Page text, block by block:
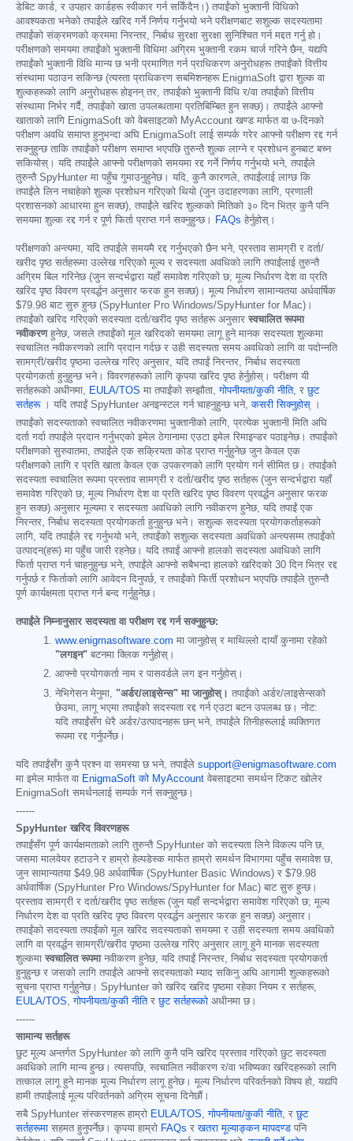
डेबिट कार्ड, र उपहार कार्डहरू स्वीकार गर्न सकिँदैन।) तपाईंको भुक्तानी विधिको
आवश्यकता भनेको तपाईंले खरिद गर्ने निर्णय गर्नुभयो भने परीक्षणबाट सशुल्क सदस्यतामा
तपाईंको संक्रमणको क्रममा निरन्तर, निर्बाध सुरक्षा सुरक्षा सुनिश्चित गर्न मद्दत गर्नु हो।
परीक्षणको समयमा तपाईंको भुक्तानी विधिमा अग्रिम भुक्तानी रकम चार्ज गरिने छैन, यद्यपि
तपाईंको भुक्तानी विधि मान्य छ भनी प्रमाणित गर्न प्राधिकरण अनुरोधहरू तपाईंको वित्तीय
संस्थामा पठाउन सकिन्छ (त्यस्ता प्राधिकरण सबमिशनहरू EnigmaSoft द्वारा शुल्क वा
शुल्कहरूको लागि अनुरोधहरू होइनन् तर, तपाईंको भुक्तानी विधि र/वा तपाईंको वित्तीय
संस्थामा निर्भर गर्दै, तपाईंको खाता उपलब्धतामा प्रतिबिम्बित हुन सक्छ)। तपाईंले आफ्नो
खाताको लागि EnigmaSoft को वेबसाइटको MyAccount खण्ड मार्फत वा ७-दिनको
परीक्षण अवधि समाप्त हुनुभन्दा अघि EnigmaSoft लाई सम्पर्क गरेर आफ्नो परीक्षण रद्द गर्न
सक्नुहुन्छ ताकि तपाईंको परीक्षण समाप्त भएपछि तुरुन्तै शुल्क लाग्ने र प्रशोधन हुनबाट बच्न
सकियोस्। यदि तपाईंले आफ्नो परीक्षणको समयमा रद्द गर्ने निर्णय गर्नुभयो भने, तपाईंले
तुरुन्तै SpyHunter मा पहुँच गुमाउनुहुनेछ। यदि, कुनै कारणले, तपाईंलाई लाग्छ कि
तपाईंले लिन नचाहेको शुल्क प्रशोधन गरिएको थियो (जुन उदाहरणका लागि, प्रणाली
प्रशासनको आधारमा हुन सक्छ), तपाईंले खरिद शुल्कको मितिको ३० दिन भित्र कुनै पनि
समयमा शुल्क रद्द गर्न र पूर्ण फिर्ता प्राप्त गर्न सक्नुहुन्छ।
FAQs हेर्नुहोस्।
परीक्षणको अन्त्यमा, यदि तपाईंले समयमै रद्द गर्नुभएको छैन भने, प्रस्ताव सामग्री र दर्ता/
खरीद पृष्ठ सर्तहरूमा उल्लेख गरिएको मूल्य र सदस्यता अवधिको लागि तपाईंलाई तुरुन्तै
अग्रिम बिल गरिनेछ (जुन सन्दर्भद्वारा यहाँ समावेश गरिएको छ; मूल्य निर्धारण देश वा प्रति
खरिद पृष्ठ विवरण प्रवर्द्धन अनुसार फरक हुन सक्छ)। मूल्य निर्धारण सामान्यतया अर्धवार्षिक
$79.98 बाट सुरु हुन्छ (SpyHunter Pro Windows/SpyHunter for Mac)।
तपाईंको खरिद गरिएको सदस्यता दर्ता/खरीद पृष्ठ सर्तहरू अनुसार स्वचालित रूपमा
नवीकरणहुनेछ, जसले तपाईंको मूल खरिदको समयमा लागू हुने मानक सदस्यता शुल्कमा
स्वचालित नवीकरणको लागि प्रदान गर्दछ र उही सदस्यता समय अवधिको लागि वा पदोन्नति
सामग्री/खरीद पृष्ठमा उल्लेख गरिए अनुसार, यदि तपाईं निरन्तर, निर्बाध सदस्यता
प्रयोगकर्ता हुनुहुन्छ भने। विवरणहरूको लागि कृपया खरिद पृष्ठ हेर्नुहोस्। परीक्षण यी
सर्तहरूको अधीनमा, EULA/TOS मा तपाईंको सम्झौता,गोपनीयता/कुकी नीति, रछुट
सर्तहरू। यदि तपाईं SpyHunter अनइन्स्टल गर्न चाहनुहुन्छ भने,कसरी सिक्नुहोस् ।
तपाईंको सदस्यताको स्वचालित नवीकरणमा भुक्तानीको लागि, प्रत्येक भुक्तानी मिति अघि
दर्ता गर्दा तपाईंले प्रदान गर्नुभएको इमेल ठेगानामा एउटा इमेल रिमाइन्डर पठाइनेछ। तपाईंको
परीक्षणको सुरुवातमा, तपाईंले एक सक्रियता कोड प्राप्त गर्नुहुनेछ जुन केवल एक
परीक्षणको लागि र प्रति खाता केवल एक उपकरणको लागि प्रयोग गर्न सीमित छ। तपाईंको
सदस्यता स्वचालित रूपमा प्रस्ताव सामग्री र दर्ता/खरीद पृष्ठ सर्तहरू (जुन सन्दर्भद्वारा यहाँ
समावेश गरिएको छ; मूल्य निर्धारण देश वा प्रति खरिद पृष्ठ विवरण प्रवर्द्धन अनुसार फरक
हुन सक्छ) अनुसार मूल्यमा र सदस्यता अवधिको लागि नवीकरण हुनेछ, यदि तपाईं एक
निरन्तर, निर्बाध सदस्यता प्रयोगकर्ता हुनुहुन्छ भने। सशुल्क सदस्यता प्रयोगकर्ताहरूको
लागि, यदि तपाईंले रद्द गर्नुभयो भने, तपाईंको सशुल्क सदस्यता अवधिको अन्त्यसम्म तपाईंको
उत्पादन(हरू) मा पहुँच जारी रहनेछ। यदि तपाईं आफ्नो हालको सदस्यता अवधिको लागि
फिर्ता प्राप्त गर्न चाहनुहुन्छ भने, तपाईंले आफ्नो सबैभन्दा हालको खरिदको 30 दिन भित्र रद्द
गर्नुपर्छ र फिर्ताको लागि आवेदन दिनुपर्छ, र तपाईंको फिर्ती प्रशोधन भएपछि तपाईंले तुरुन्तै
पूर्ण कार्यक्षमता प्राप्त गर्न बन्द गर्नुहुनेछ।
तपाईंले निम्नानुसार सदस्यता वा परीक्षण रद्द गर्न सक्नुहुन्छ:
www.enigmasoftware.com मा जानुहोस् र माथिल्लो दायाँ कुनामा रहेको
"लगइन" बटनमा क्लिक गर्नुहोस्।
आफ्नो प्रयोगकर्ता नाम र पासवर्डले लग इन गर्नुहोस्।
नेभिगेसन मेनुमा, "अर्डर/लाइसेन्स" मा जानुहोस्। तपाईंको अर्डर/लाइसेन्सको
छेउमा, लागू भएमा तपाईंको सदस्यता रद्द गर्न एउटा बटन उपलब्ध छ। नोट:
यदि तपाईंसँग धेरै अर्डर/उत्पादनहरू छन् भने, तपाईंले तिनीहरूलाई व्यक्तिगत
रूपमा रद्द गर्नुपर्नेछ।
यदि तपाईंसँग कुनै प्रश्न वा समस्या छ भने, तपाईंले support@enigmasoftware.com
मा इमेल मार्फत वा EnigmaSoft को MyAccount वेबसाइटमा समर्थन टिकट खोलेर
EnigmaSoft समर्थनलाई सम्पर्क गर्न सक्नुहुन्छ।
------
SpyHunter खरिद विवरणहरू
तपाईंसँग पूर्ण कार्यक्षमताको लागि तुरुन्तै SpyHunter को सदस्यता लिने विकल्प पनि छ,
जसमा मालवेयर हटाउने र हाम्रो हेल्पडेस्क मार्फत हाम्रो समर्थन विभागमा पहुँच समावेश छ,
जुन सामान्यतया $49.98 अर्धवार्षिक (SpyHunter Basic Windows) र $79.98
अर्धवार्षिक (SpyHunter Pro Windows/SpyHunter for Mac) बाट सुरु हुन्छ।
प्रस्ताव सामग्री र दर्ता/खरीद पृष्ठ सर्तहरू (जुन यहाँ सन्दर्भद्वारा समावेश गरिएको छ; मूल्य
निर्धारण देश वा प्रति खरिद पृष्ठ विवरण प्रवर्द्धन अनुसार फरक हुन सक्छ) अनुसार।
तपाईंको सदस्यता तपाईंको मूल खरिद सदस्यताको समयमा र उही सदस्यता समय अवधिको
लागि वा प्रवर्द्धन सामग्री/खरीद पृष्ठमा उल्लेख गरिए अनुसार लागू हुने मानक सदस्यता
शुल्कमा स्वचालित रूपमानवीकरण हुनेछ, यदि तपाईं निरन्तर, निर्बाध सदस्यता प्रयोगकर्ता
हुनुहुन्छ र जसको लागि तपाईंले आफ्नो सदस्यताको म्याद सकिनु अघि आगामी शुल्कहरूको
सूचना प्राप्त गर्नुहुनेछ। SpyHunter को खरिद खरिद पृष्ठमा रहेका नियम र सर्तहरू,
EULA/TOS ,गोपनीयता/कुकी नीतिरछुट सर्तहरूको अधीनमा छ।
------
सामान्य सर्तहरू
छुट मूल्य अन्तर्गत SpyHunter को लागि कुनै पनि खरिद प्रस्ताव गरिएको छुट सदस्यता
अवधिको लागि मान्य हुन्छ। त्यसपछि, स्वचालित नवीकरण र/वा भविष्यका खरिदहरूको लागि
तत्काल लागू हुने मानक मूल्य निर्धारण लागू हुनेछ। मूल्य निर्धारण परिवर्तनको विषय हो, यद्यपि
हामी तपाईंलाई मूल्य परिवर्तनको अग्रिम सूचना दिनेछौं।
सबै SpyHunter संस्करणहरू हाम्रो EULA/TOS ,गोपनीयता/कुकी नीति, रछुट
सर्तहरूमा सहमत हुनुपर्नेछ। कृपया हाम्रो FAQs रखतरा मूल्याङ्कन मापदण्ड पनि